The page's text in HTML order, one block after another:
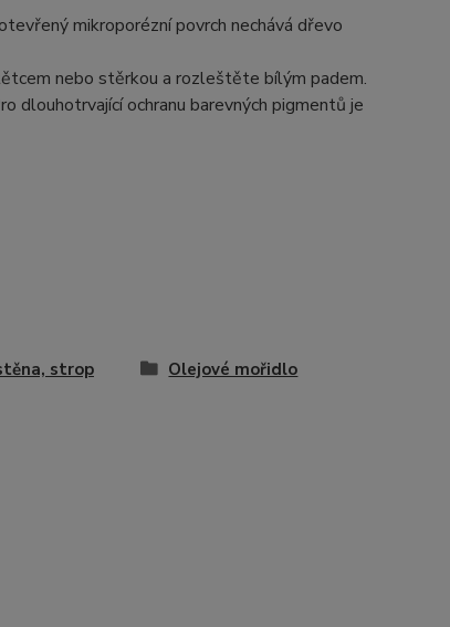
mikroporézní povrch nechává dřevo
nebo stěrkou a rozleštěte bílým padem.
dlouhotrvající ochranu barevných pigmentů je
strop Olejové mořidlo